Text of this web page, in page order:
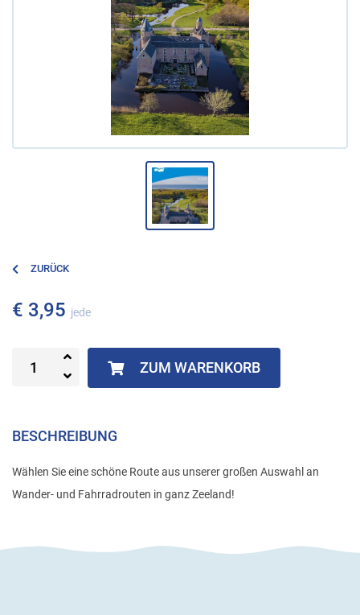
ZURÜCK
€ 3,95 jede
ZUM WARENKORB
BESCHREIBUNG
Wählen Sie eine schöne Route aus unserer großen Auswahl an
Wander- und Fahrradrouten in ganz Zeeland!